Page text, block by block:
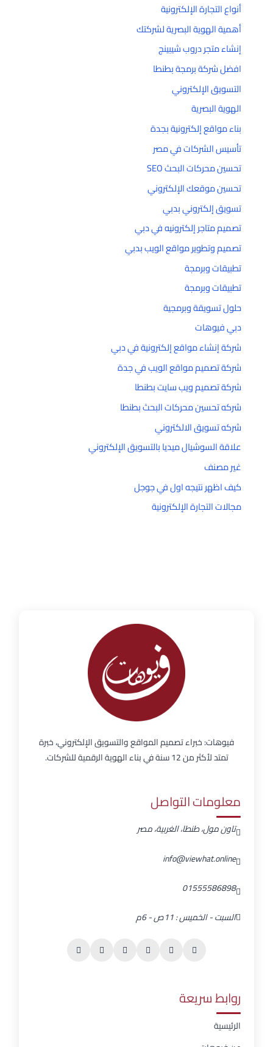
أنواع التجارة الإلكترونية
أهمية الهوية البصرية لشركتك
إنشاء متجر دروب شيبينج
افضل شركة برمجة بطنطا
التسويق الإلكتروني
الهوية البصرية
بناء مواقع إلكترونية بجدة
تأسيس الشركات في مصر
تحسين محركات البحث SEO
تحسين موقعك الإلكتروني
تسويق إلكتروني بدبي
تصميم متاجر إلكترونيه في دبي
تصميم وتطوير مواقع الويب بدبي
تطبيقات وبرمجة
تطبيقات وبرمجة
حلول تسويقة وبرمجية
دبي فيوهات
شركة إنشاء مواقع إلكترونية في دبي
شركة تصميم مواقع الويب في جدة
شركة تصميم ويب سايت بطنطا
شركه تحسين محركات البحث بطنطا
شركه تسويق الالكتروني
علاقة السوشيال ميديا بالتسويق الإلكتروني
غير مصنف
كيف اظهر نتيجه اول في جوجل
مجالات التجارة الإلكترونية
فيوهات: خبراء تصميم المواقع والتسويق الإلكتروني، خبرة
تمتد لأكثر من 12 سنة في بناء الهوية الرقمية للشركات.
معلومات التواصل
تاون مول، طنطا، الغربية، مصر
info@viewhat.online
01555586898
السبت - الخميس : 11ص - 6م
روابط سريعة
الرئيسية